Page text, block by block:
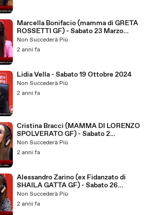
Marcella Bonifacio (mamma di GRETA
ROSSETTI GF) - Sabato 23 Marzo
2024
Non Succederà Più
2 anni fa
Lidia Vella - Sabato 19 Ottobre 2024
Non Succederà Più
2 anni fa
Cristina Bracci (MAMMA DI LORENZO
SPOLVERATO GF) - Sabato 2
Novembre 2024
Non Succederà Più
2 anni fa
Alessandro Zarino (ex Fidanzato di
SHAILA GATTA GF) - Sabato 26
Ottobre 2024
Non Succederà Più
2 anni fa